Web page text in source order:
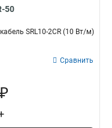
50
SRL10-2CR (10 Вт/м)
Сравнить